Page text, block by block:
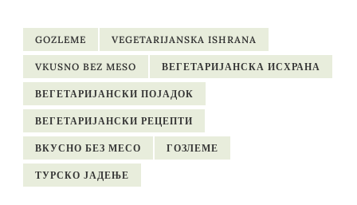
GOZLEME VEGETARIJANSKA ISHRANA
VKUSNO BEZ MESO ВЕГЕТАРИЈАНСКА ИСХРАНА
ВЕГЕТАРИЈАНСКИ ПОЈАДОК
ВЕГЕТАРИЈАНСКИ РЕЦЕПТИ
ВКУСНО БЕЗ МЕСО ГОЗЛЕМЕ
ТУРСКО ЈАДЕЊЕ